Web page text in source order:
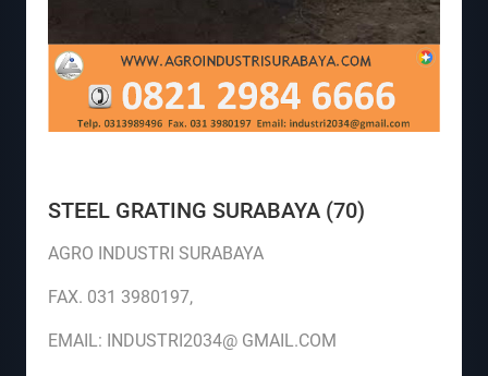
STEEL GRATING SURABAYA (70)
AGRO INDUSTRI SURABAYA
FAX. 031 3980197,
EMAIL: INDUSTRI2034@ GMAIL.COM